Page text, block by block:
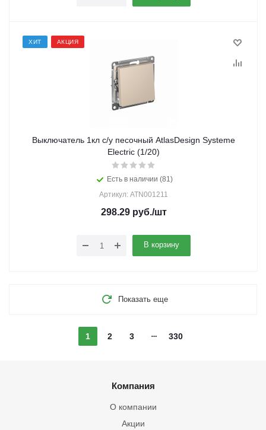
ХИТ АКЦИЯ
Выключатель 1кл с/у песочный AtlasDesign Systeme
Electric (1/20)
Есть в наличии (81)
Артикул: ATN001211
298.29руб./шт
В корзину
Показать еще
1 2 3 330
Компания
О компании
Акции